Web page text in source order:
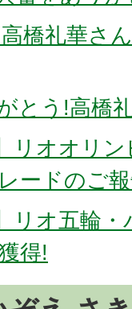
高橋礼華さ
とう!高橋
リオオリ
ードのご
リオ五輪
得!